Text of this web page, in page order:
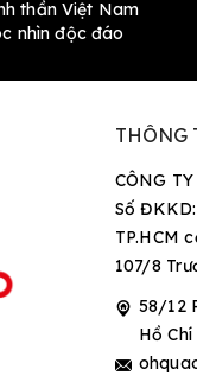
thần Việt Nam
nhìn độc đáo
THÔNG
CÔNG
Số
TP.HCM
107/8
58/12
Hồ